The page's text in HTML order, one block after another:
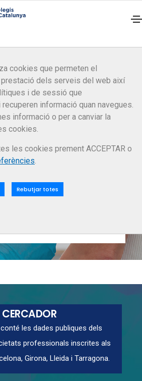
cookies que permeten el
dels serveis del web així
i de sessió que
informació quan navegues.
informació o per a canviar la
cookies.
les cookies prement ACCEPTAR o
.
Rebutjar totes
CCMC en suport als
de l'estratègia de
la COVID-19
CERCADOR
les dades publiques dels
professionals inscrites als
Girona, Lleida i Tarragona.